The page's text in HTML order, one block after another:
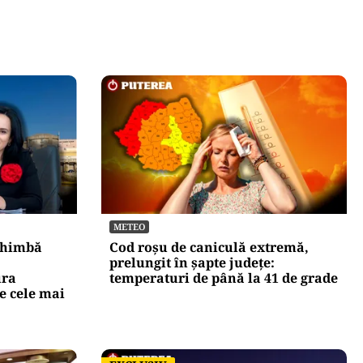
cele mai
METEO
Cod roșu de caniculă extremă,
prelungit în șapte județe:
temperaturi de până la 41 de grade